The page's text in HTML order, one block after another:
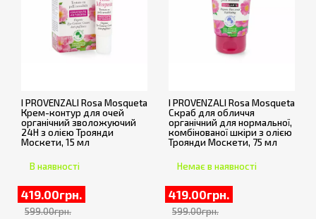
I PROVENZALI Rosa Mosqueta
Крем-контур для очей
органічний зволожуючий
24H з олією Троянди
Москети, 15 мл
В наявності
419.00грн.
599.00грн.
I PROVENZALI Rosa Mosqueta
Скраб для обличчя
органічний для нормальної,
комбінованої шкіри з олією
Троянди Москети, 75 мл
Немає в наявності
419.00грн.
599.00грн.